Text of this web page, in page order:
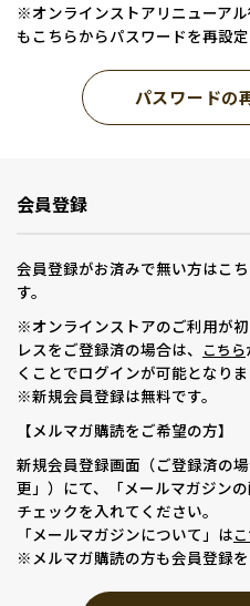
※オンラインストアリニューア
もこちらからパスワードを再設定
パスワードの
会員登録
会員登録がお済みで無い方はこ
す。
※オンラインストアのご利用が
レスをご登録済の場合は、 こちら
くことでログインが可能となりま
※新規会員登録は無料です。
【メルマガ購読をご希望の方】
新規会員登録画面（ご登録済の
更」）にて、「メールマガジン
チェックを入れてください。
「メールマガジンについて」は
※メルマガ購読の方も会員登録を